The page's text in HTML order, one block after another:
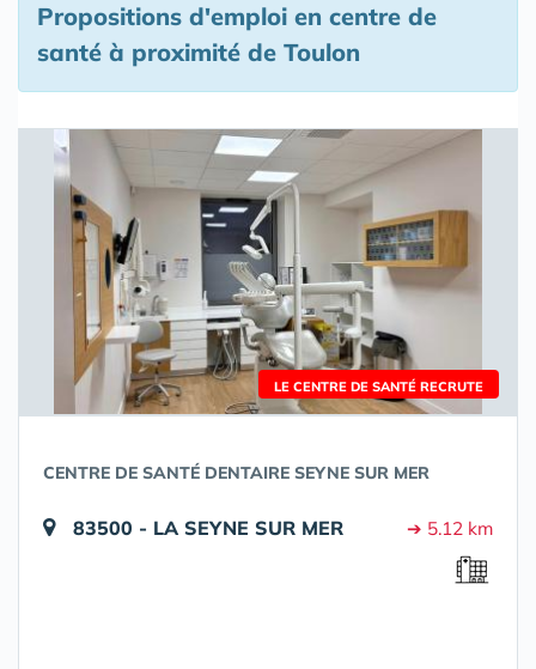
Propositions d'emploi en centre de
santé à proximité de Toulon
LE CENTRE DE SANTÉ RECRUTE
CENTRE DE SANTÉ DENTAIRE SEYNE SUR MER
83500 - LA SEYNE SUR MER ➔ 5.12 km